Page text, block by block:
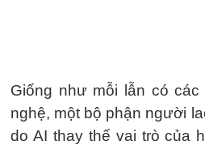
Giống như mỗi lẫn có
nghệ, một bộ phận người
do AI thay thế vai trò của